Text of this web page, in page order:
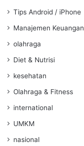
Tips Android / iPhone
Manajemen Keuangan
olahraga
Diet & Nutrisi
kesehatan
Olahraga & Fitness
international
UMKM
nasional